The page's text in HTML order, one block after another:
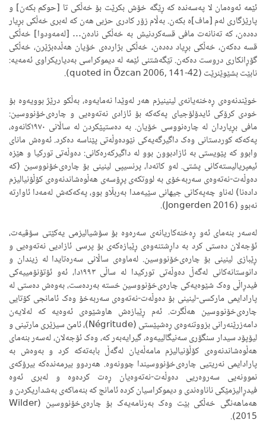
ئێمە ئەوەمان لا پەسەندە کە ڕێگە خۆش بکرێت بۆ خەڵکی تا [حوکم بکەن] و
پارێزگاری لەم [ماف]ە بکەن. بەڵام زۆر کادری حزبی هەن کە لەبری خەڵکی بڕیار
دەدەن، کە تەنانەت مافی قسەکردنیش بە خەڵکی نادەن… [لەمەودوا] خەڵکی
قسە دەکەن، خەڵکی بڕیاد دەدەن، خەڵکی بژاردەی خۆیان هەڵدەبژێرن، خەڵکی
گۆڕانکاری دروست دەکەن. تێگەشتنی ئێمە لە دیموکراسی بەدیاریکراوی ئەمەیە:
نابێت بشێوێنرێت (quoted in Özcan 2006, 141-42).
خوێندنەوەی ڕەخنەیانەی لینینیزم هەر لەوێدا نەمایەوە، بەڵکو درێژ بوویەوە بۆ
خودی کرۆکی ئایدۆلۆجیای پەکەکە بۆ ئازادی نەتەوەیی و چارەی‌خۆنووسین:
مافی بڕیاردان لە چارەنووسی خۆیان. بە دەستپێکردن لە ساڵانی ١٩٧٠کانەوە،
پەکەکە کوردستانی وەک داگیرگەیەکی نێودەوڵەتی پێناسە دەکرد. ئەوەش مانای
وابوو کە پێویستی بە ئازادبوون بوو لە داگیرکەرەکانی: دەوڵەتی تورکیا و هێزە
ئیمپریالیستەکانی پشتی. لەو کاتەدا، پرنسیپی لینینی بۆ چارەی‌خۆنووسین (کە
دەوڵەت-نەتەوەی سەربەخۆی بە لووتکەی پڕۆسەی هەڵوەشاندنەوەی کۆڵۆنیالیزم
دادەنا) لەناو چەپەکانی جیهانی سێیەمدا بەربڵاو بوو، پەکەکەش لەمەدا ئاوارتە
نەبوو (Jongerden 2016).
لەسەر بنەمای ئەو ڕەخنەکاریانەی سەرەوە بۆ سۆشیالیزمی یەکێتی سۆڤیەت،
ئۆجەلان دەستی کرد بە داڕشتنەوەی ڕێبازەکەی بۆ پرسی ئازادیی نەتەوەیی و
ڕێبازی لینینی بۆ چارەی‌خۆنووسین. لەماوەی ساڵانی سەرەتایدا لە زیندان و
دانوستانەکانی لەگەڵ دەوڵەتی تورکیدا لە ساڵی ١٩٩٣دا، ئەو ئۆتۆنۆمییەکی
فیدڕاڵی وەک شێوەیەکی چارەی‌خۆنووسین خستە بەردەست، بەوەش دەستی لە
پارادایمی مارکسی-لینینی بۆ دەوڵەت-نەتەوەی سەربەخۆ وەک ئامانجی کۆتایی
چارەی‌خۆنووسین هەڵگرت. ئەم ڕێبازەش هاوشێوەی ئەوەیە کە لەلایەن
دامەزرێنەرانی بزووتنەوەی ڕەشپێستی (Négritude)، ئامێ سیزێری مارتینی و
لیۆپۆد سیدار سنگۆری سەنیگالییەوە، گیرایەبەر کە، وەک ئۆجەلان، لەسەر بنەمای
هەڵوەشاندنەوەی کۆڵۆنیالیزم مامەڵەیان لەگەڵ بابەتەکە کرد و بەوەش بە
پارادایمی نەریتیی چارەی‌خۆنووسیندا چوونەوە. هەردوو بیرمەندەکە بیرۆکەی
نموونەیی سەروەریی دەوڵەت-نەتەوەیان ڕەت کردەوە و لەبری ئەوە
فیدڕالیزمێکی ناناوەندی و دیموکراسیان کردە ئامانج کە بنەماکەی بەشداریکردن و
هەماهەنگی خەڵکی بێت وەک بەرنامەیەک بۆ چارەی‌خۆنووسین (Wilder
2015).